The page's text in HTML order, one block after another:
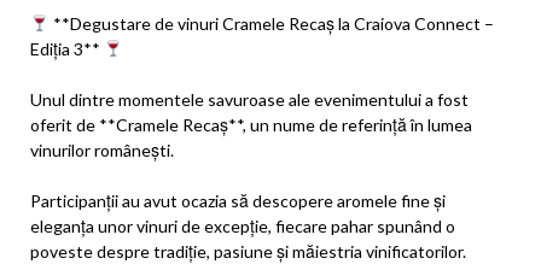
**Degustare de vinuri Cramele Recaș la Craiova Connect –
Ediția 3**
Unul dintre momentele savuroase ale evenimentului a fost
oferit de **Cramele Recaș**, un nume de referință în lumea
vinurilor românești.
Participanții au avut ocazia să descopere aromele fine și
eleganța unor vinuri de excepție, fiecare pahar spunând o
poveste despre tradiție, pasiune și măiestria vinificatorilor.